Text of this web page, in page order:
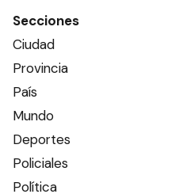
Secciones
Ciudad
Provincia
País
Mundo
Deportes
Policiales
Política